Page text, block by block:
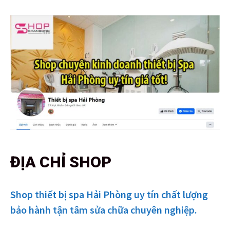
ĐỊA CHỈ SHOP
Shop thiết bị spa Hải Phòng uy tín chất lượng
bảo hành tận tâm sửa chữa chuyên nghiệp.